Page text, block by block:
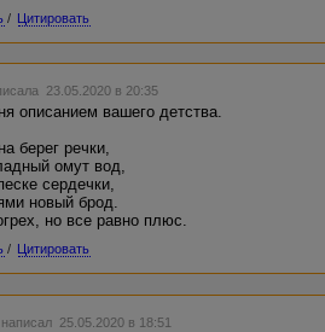
/ Цитировать
23.05.2020 в 20:35
описанием вашего детства.
берег речки,
омут вод,
сердечки,
новый брод.
но все равно плюс.
/ Цитировать
написал 25.05.2020 в 18:51